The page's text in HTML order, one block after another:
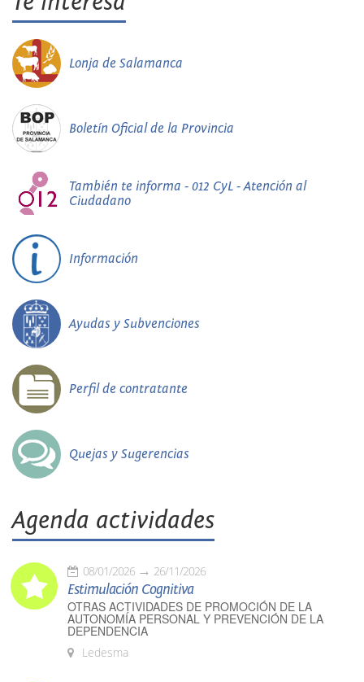
Lonja de Salamanca
Boletín Oficial de la Provincia
También te informa - 012 CyL - Atención al
Ciudadano
Información
Ayudas y Subvenciones
Perfil de contratante
Quejas y Sugerencias
Agenda actividades
08/01/2026 26/11/2026
Estimulación Cognitiva
OTRAS ACTIVIDADES DE PROMOCIÓN DE LA
AUTONOMÍA PERSONAL Y PREVENCIÓN DE LA
DEPENDENCIA
Ledesma